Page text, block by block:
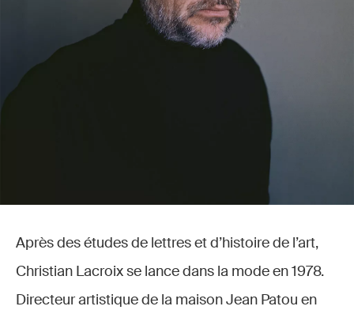
Après des études de lettres et d’histoire de l’art,
Christian Lacroix se lance dans la mode en 1978.
Directeur artistique de la maison Jean Patou en